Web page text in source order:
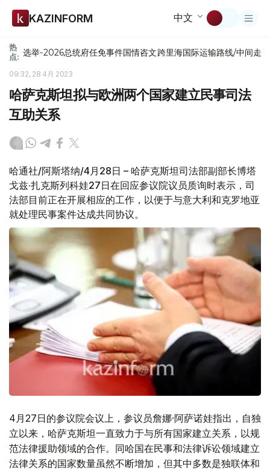
KAZINFORM 中文
热
点: 选举-2026总统府任免事件国情咨文跨里海国际运输路线/中间走廊
09:32, 28 4月 2023
哈萨克斯坦拟与欧洲两个国家建立民事司法
互助关系
哈通社/阿斯塔纳/4月28日 – 哈萨克斯坦司法部副部长博塔
戈兹·扎克斯列科娃27日在回应参议院议员质询时表示，司
法部目前正在开展相应的工作，以便于与意大利和克罗地亚
就处理民事案件达成共同协议。
4月27日的参议院会议上，参议员詹娜·阿萨诺娃指出，自独
立以来，哈萨克斯坦一直致力于与所有国家建立关系，以规
范法律援助领域的合作。同哈国在民事和法律诉讼领域建立
法律关系的国家数量虽然不断增加，但其中多数是独联体和